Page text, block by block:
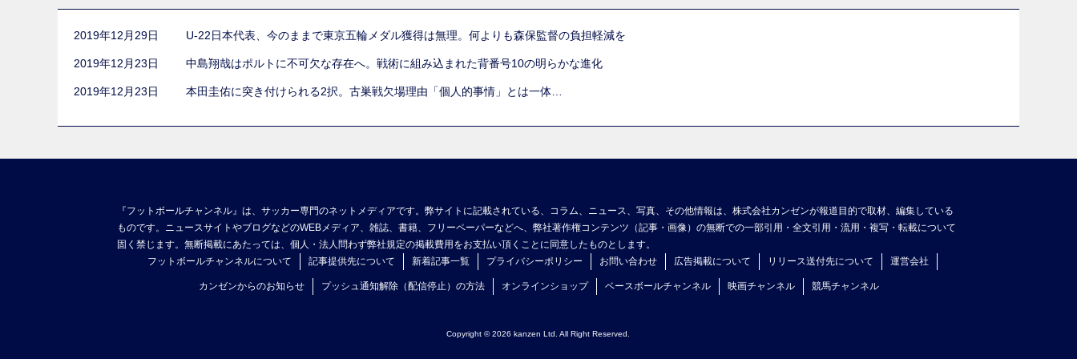
2019年12月29日 U-22日本代表、今のままで東京五輪メダル獲得は無理。何よりも森保監督の負担軽減を
2019年12月23日 中島翔哉はポルトに不可欠な存在へ。戦術に組み込まれた背番号10の明らかな進化
2019年12月23日 本田圭佑に突き付けられる2択。古巣戦欠場理由「個人的事情」とは一体…
『フットボールチャンネル』は、サッカー専門のネットメディアです。弊サイトに記載されている、コラム、ニュース、写真、その他情報は、株式会社カンゼンが報道目的で取材、編集している
ものです。ニュースサイトやブログなどのWEBメディア、雑誌、書籍、フリーペーパーなどへ、弊社著作権コンテンツ（記事・画像）の無断での一部引用・全文引用・流用・複写・転載について
固く禁じます。無断掲載にあたっては、個人・法人問わず弊社規定の掲載費用をお支払い頂くことに同意したものとします。
フットボールチャンネルについて
記事提供先について 新着記事一覧 プライバシーポリシー お問い合わせ 広告掲載について リリース送付先について 運営会社
カンゼンからのお知らせ プッシュ通知解除（配信停止）の方法 オンラインショップ ベースボールチャンネル 映画チャンネル 競馬チャンネル
Copyright © 2026 kanzen Ltd. All Right Reserved.